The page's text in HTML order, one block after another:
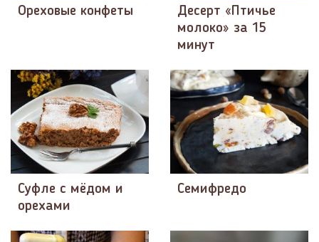
Ореховые конфеты
Десерт «Птичье
молоко» за 15
минут
Суфле с мёдом и
орехами
Семифредо